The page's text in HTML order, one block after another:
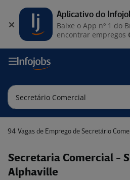
94 Vagas de Emprego de Secretário
Secretaria Comercial -
Alphaville
Aplicativo do
Baixe o App nº 1 do
encontrar empregos